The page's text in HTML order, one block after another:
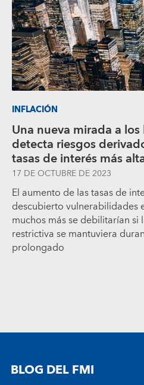
INFLACIÓN
Una nueva mirada a
detecta riesgos
tasas de interés más
17 DE OCTUBRE DE 2023
El aumento de las tasas de
descubierto vulnerabilidades
muchos más se debilitarían
restrictiva se mantuviera
prolongado
BLOG DEL FMI